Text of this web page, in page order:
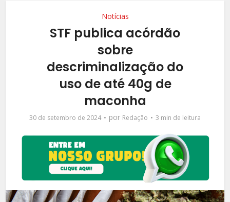
Notícias
STF publica acórdão
sobre
descriminalização do
uso de até 40g de
maconha
30 de setembro de 2024 por Redação 3 min de leitura